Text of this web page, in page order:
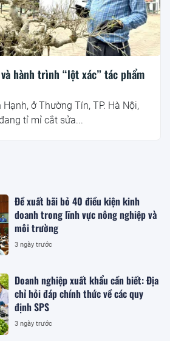
hành trình “lột xác” tác phẩm
ở Thường Tín, TP. Hà Nội,
tỉ mỉ cắt sửa...
Đề xuất bãi bỏ 40 điều kiện kinh
doanh trong lĩnh vực nông nghiệp và
môi trường
3 ngày trước
Doanh nghiệp xuất khẩu cần biết: Địa
chỉ hỏi đáp chính thức về các quy
định SPS
3 ngày trước